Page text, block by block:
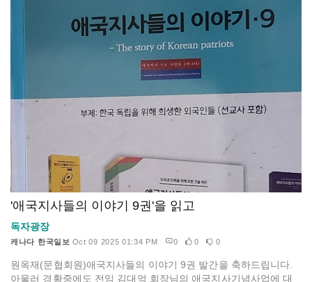
'애국지사들의 이야기 9권'을 읽고
독자광장
캐나다 한국일보 Oct 09 2025 01:34 PM 0 0 0
원옥재(문협회원)애국지사들의 이야기 9권 발간을 축하드립니다.
아울러 경황중에도 전임 김대억 회장님의 애국지사기념사업에 대